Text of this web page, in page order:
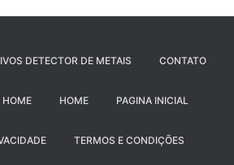
DETECTOR DE METAIS CONTATO
HOME HOME PAGINA INICIAL
TERMOS E CONDIÇÕES